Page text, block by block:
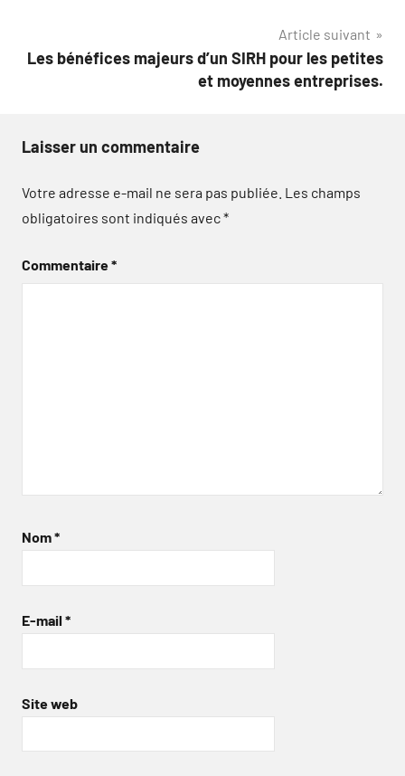
Article suivant
Les bénéfices majeurs d’un SIRH pour les petites
et moyennes entreprises.
Laisser un commentaire
Votre adresse e-mail ne sera pas publiée. Les champs
obligatoires sont indiqués avec*
Commentaire*
Nom*
E-mail *
Site web